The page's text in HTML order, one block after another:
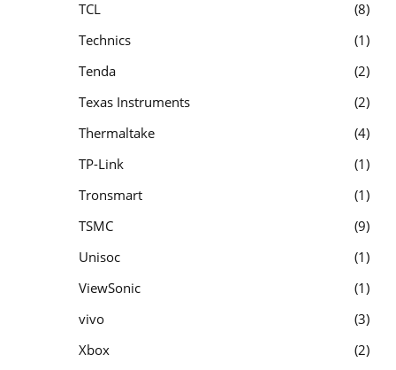
TCL
8
Technics
1
Tenda
2
Texas Instruments
2
Thermaltake
4
TP-Link
1
Tronsmart
1
TSMC
9
Unisoc
1
ViewSonic
1
vivo
3
Xbox
2